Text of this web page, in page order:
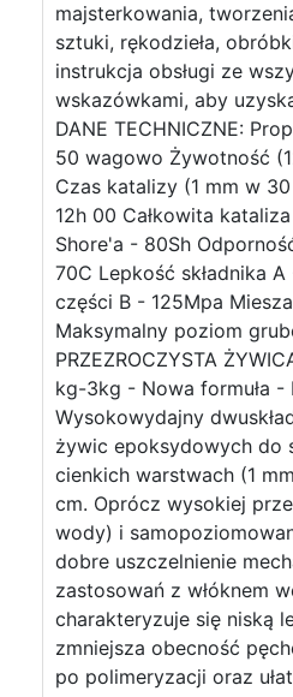
majsterkowania,
sztuki, rękodzieła,
instrukcja obsługi ze
wskazówkami, aby
DANE TECHNICZNE:
50 wagowo Żywotność
Czas katalizy (1 mm w
12h 00 Całkowita
Shore'a - 80Sh
70C Lepkość składnika
części B - 125Mpa
Maksymalny poziom
PRZEZROCZYSTA
kg-3kg - Nowa formuła
Wysokowydajny
żywic epoksydowych do
cienkich warstwach (1
cm. Oprócz wysokiej
wody) i
dobre uszczelnienie
zastosowań z włóknem
charakteryzuje się niską
zmniejsza obecność
po polimeryzacji oraz